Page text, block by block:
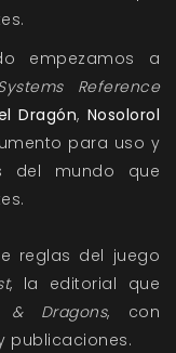
empezamos a
Reference
Dragón, Nosolorol
para uso y
del mundo que
reglas del juego
, la editorial que
& Dragons, con
publicaciones.